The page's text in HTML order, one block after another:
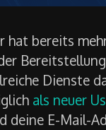
hat bereits
Dienste
als neuer
deine E-Mail-